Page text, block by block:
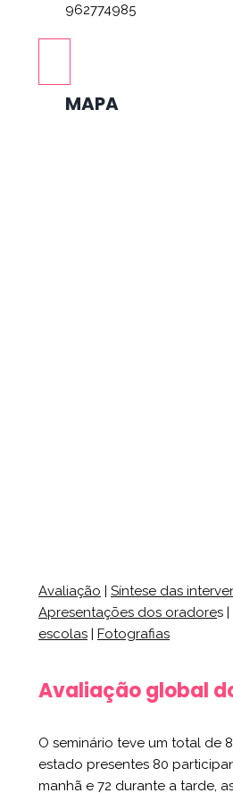
962774985
MAPA
Avaliação | Síntese das
Apresentações dos oradores |
escolas | Fotografias
Avaliação global
O seminário teve um total de
estado presentes 80
manhã e 72 durante a tarde,